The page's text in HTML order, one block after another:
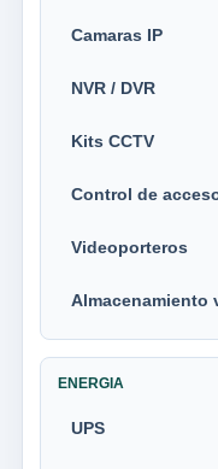
Camaras IP
NVR / DVR
Kits CCTV
Control de
Videoporteros
Almacenamiento
ENERGIA
UPS